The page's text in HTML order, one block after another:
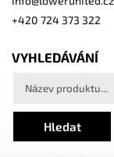
+420 724 373 322
VYHLEDÁVÁNÍ
Hledat